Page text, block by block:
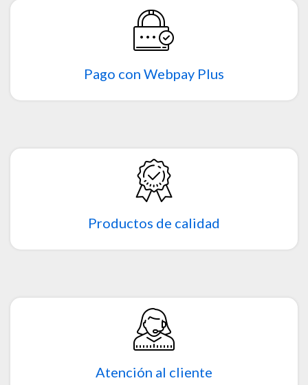
Pago con Webpay Plus
Productos de calidad
Atención al cliente